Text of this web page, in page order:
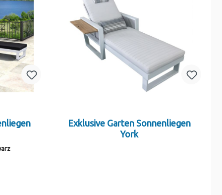
Exklusive Garten Sonnenliegen
York